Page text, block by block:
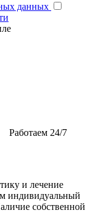
данных
Работаем 24/7
и лечение
индивидуальный
собственной